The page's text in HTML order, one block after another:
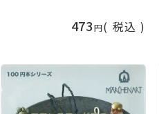
473 税込